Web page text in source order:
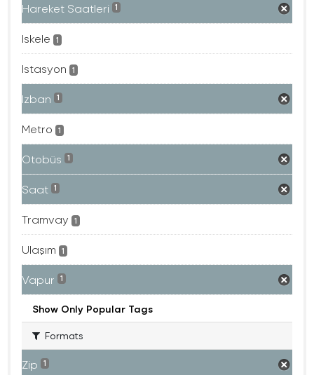
Hareket Saatleri 1
Iskele 1
Istasyon 1
Izban 1
Metro 1
Otobüs 1
Saat 1
Tramvay 1
Ulaşım 1
Vapur 1
Show Only Popular Tags
Formats
Zip 1